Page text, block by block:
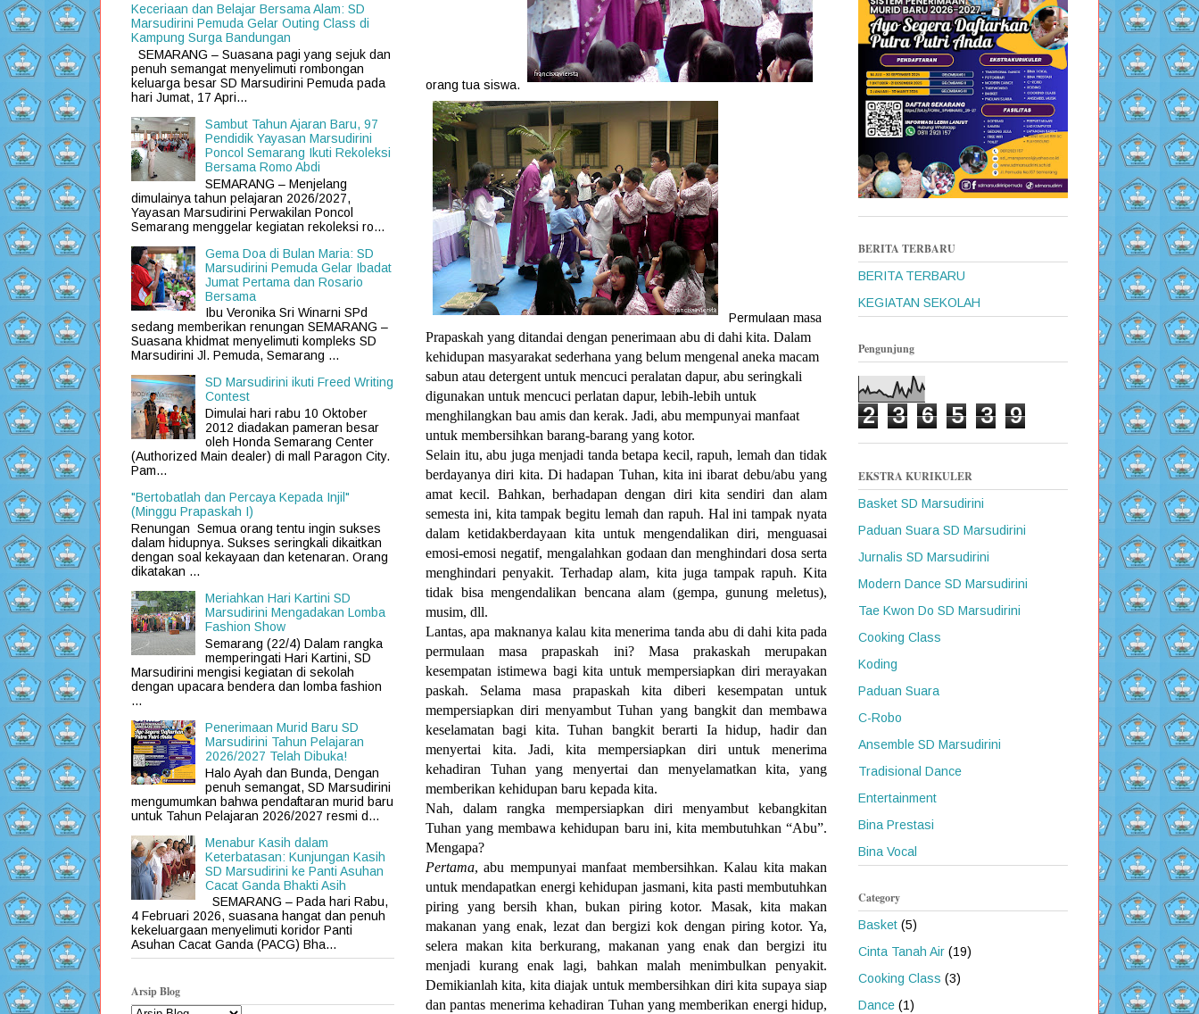
orang tua siswa.
Permulaan masa
Prapaskah yang ditandai dengan penerimaan abu di dahi kita. Dalam
kehidupan masyarakat sederhana yang belum mengenal aneka macam
sabun atau detergent untuk mencuci peralatan dapur, abu seringkali
digunakan untuk mencuci perlatan dapur, lebih-lebih untuk
menghilangkan bau amis dan kerak. Jadi, abu mempunyai manfaat
untuk membersihkan barang-barang yang kotor.
Selain itu, abu juga menjadi tanda betapa kecil, rapuh, lemah dan tidak
berdayanya diri kita. Di hadapan Tuhan, kita ini ibarat debu/abu yang
amat kecil. Bahkan, berhadapan dengan diri kita sendiri dan alam
semesta ini, kita tampak begitu lemah dan rapuh. Hal ini tampak nyata
dalam ketidakberdayaan kita untuk mengendalikan diri, menguasai
emosi-emosi negatif, mengalahkan godaan dan menghindari dosa serta
menghindari penyakit. Terhadap alam, kita juga tampak rapuh. Kita
tidak bisa mengendalikan bencana alam (gempa, gunung meletus),
musim, dll.
Lantas, apa maknanya kalau kita menerima tanda abu di dahi kita pada
permulaan masa prapaskah ini? Masa prakaskah merupakan
kesempatan istimewa bagi kita untuk mempersiapkan diri merayakan
paskah. Selama masa prapaskah kita diberi kesempatan untuk
mempersiapkan diri menyambut Tuhan yang bangkit dan membawa
keselamatan bagi kita. Tuhan bangkit berarti Ia hidup, hadir dan
menyertai kita. Jadi, kita mempersiapkan diri untuk menerima
kehadiran Tuhan yang menyertai dan menyelamatkan kita, yang
memberikan kehidupan baru kepada kita.
Nah, dalam rangka mempersiapkan diri menyambut kebangkitan
Tuhan yang membawa kehidupan baru ini, kita membutuhkan “Abu”.
Mengapa?
Pertama, abu mempunyai manfaat membersihkan. Kalau kita makan
untuk mendapatkan energi kehidupan jasmani, kita pasti membutuhkan
piring yang bersih khan, bukan piring kotor. Masak, kita makan
makanan yang enak, lezat dan bergizi kok dengan piring kotor. Ya,
selera makan kita berkurang, makanan yang enak dan bergizi itu
menjadi kurang enak lagi, bahkan malah menimbulkan penyakit.
Demikianlah kita, kita diajak untuk membersihkan diri kita supaya siap
dan pantas menerima kehadiran Tuhan yang memberikan energi hidup,
Keceriaan dan Belajar Bersama Alam: SD
Marsudirini Pemuda Gelar Outing Class di
Kampung Surga Bandungan
SEMARANG – Suasana pagi yang sejuk dan
penuh semangat menyelimuti rombongan
keluarga besar SD Marsudirini Pemuda pada
hari Jumat, 17 Apri...
Sambut Tahun Ajaran Baru, 97
Pendidik Yayasan Marsudirini
Poncol Semarang Ikuti Rekoleksi
Bersama Romo Abdi
SEMARANG – Menjelang
dimulainya tahun pelajaran 2026/2027,
Yayasan Marsudirini Perwakilan Poncol
Semarang menggelar kegiatan rekoleksi ro...
Gema Doa di Bulan Maria: SD
Marsudirini Pemuda Gelar Ibadat
Jumat Pertama dan Rosario
Bersama
Ibu Veronika Sri Winarni SPd
sedang memberikan renungan SEMARANG –
Suasana khidmat menyelimuti kompleks SD
Marsudirini Jl. Pemuda, Semarang ...
SD Marsudirini ikuti Freed Writing
Contest
Dimulai hari rabu 10 Oktober
2012 diadakan pameran besar
oleh Honda Semarang Center
(Authorized Main dealer) di mall Paragon City.
Pam...
"Bertobatlah dan Percaya Kepada Injil"
(Minggu Prapaskah I)
Renungan Semua orang tentu ingin sukses
dalam hidupnya. Sukses seringkali dikaitkan
dengan soal kekayaan dan ketenaran. Orang
dikatakan ...
Meriahkan Hari Kartini SD
Marsudirini Mengadakan Lomba
Fashion Show
Semarang (22/4) Dalam rangka
memperingati Hari Kartini, SD
Marsudirini mengisi kegiatan di sekolah
dengan upacara bendera dan lomba fashion
...
Penerimaan Murid Baru SD
Marsudirini Tahun Pelajaran
2026/2027 Telah Dibuka!
Halo Ayah dan Bunda, Dengan
penuh semangat, SD Marsudirini
mengumumkan bahwa pendaftaran murid baru
untuk Tahun Pelajaran 2026/2027 resmi d...
Menabur Kasih dalam
Keterbatasan: Kunjungan Kasih
SD Marsudirini ke Panti Asuhan
Cacat Ganda Bhakti Asih
SEMARANG – Pada hari Rabu,
4 Februari 2026, suasana hangat dan penuh
kekeluargaan menyelimuti koridor Panti
Asuhan Cacat Ganda (PACG) Bha...
Arsip Blog
BERITA TERBARU
BERITA TERBARU
KEGIATAN SEKOLAH
Pengunjung
2 3 6 5 3 9
EKSTRA KURIKULER
Basket SD Marsudirini
Paduan Suara SD Marsudirini
Jurnalis SD Marsudirini
Modern Dance SD Marsudirini
Tae Kwon Do SD Marsudirini
Cooking Class
Koding
Paduan Suara
C-Robo
Ansemble SD Marsudirini
Tradisional Dance
Entertainment
Bina Prestasi
Bina Vocal
Category
Basket (5)
Cinta Tanah Air (19)
Cooking Class (3)
Dance (1)